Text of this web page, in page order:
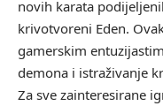
novih karata
krivotvoreni Eden.
gamerskim
demona i istraživanje
Za sve zainteresirane